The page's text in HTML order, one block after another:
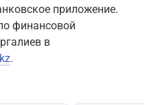
приложение.
финансовой
в
.